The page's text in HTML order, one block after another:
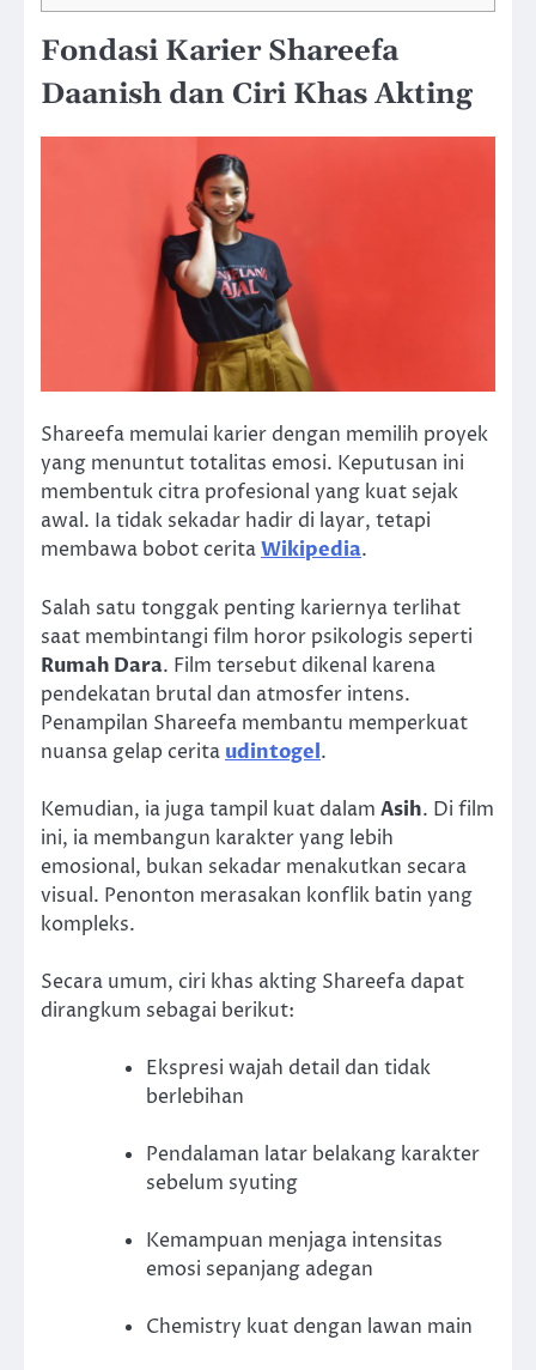
Fondasi Karier Shareefa
Daanish dan Ciri Khas Akting
Shareefa memulai karier dengan memilih proyek
yang menuntut totalitas emosi. Keputusan ini
membentuk citra profesional yang kuat sejak
awal. Ia tidak sekadar hadir di layar, tetapi
membawa bobot ceritaWikipedia.
Salah satu tonggak penting kariernya terlihat
saat membintangi film horor psikologis seperti
Rumah Dara. Film tersebut dikenal karena
pendekatan brutal dan atmosfer intens.
Penampilan Shareefa membantu memperkuat
nuansa gelap cerita udintogel.
Kemudian, ia juga tampil kuat dalam Asih. Di film
ini, ia membangun karakter yang lebih
emosional, bukan sekadar menakutkan secara
visual. Penonton merasakan konflik batin yang
kompleks.
Secara umum, ciri khas akting Shareefa dapat
dirangkum sebagai berikut:
Ekspresi wajah detail dan tidak
berlebihan
Pendalaman latar belakang karakter
sebelum syuting
Kemampuan menjaga intensitas
emosi sepanjang adegan
Chemistry kuat dengan lawan main